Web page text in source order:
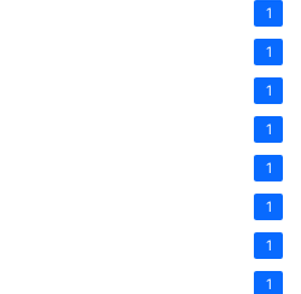
1
1
1
1
1
1
1
1